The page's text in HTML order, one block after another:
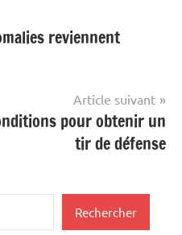
reviennent
Article suivant
pour obtenir un
tir de défense
Rechercher